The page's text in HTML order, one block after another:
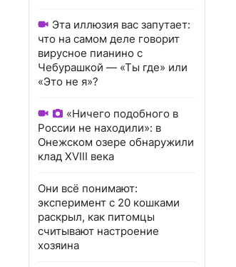
Эта иллюзия вас запутает:
что на самом деле говорит
вирусное пианино с
Чебурашкой — «Ты где» или
«Это не я»?
«Ничего подобного в
России не находили»: в
Онежском озере обнаружили
клад XVIII века
Они всё понимают:
эксперимент с 20 кошками
раскрыл, как питомцы
считывают настроение
хозяина